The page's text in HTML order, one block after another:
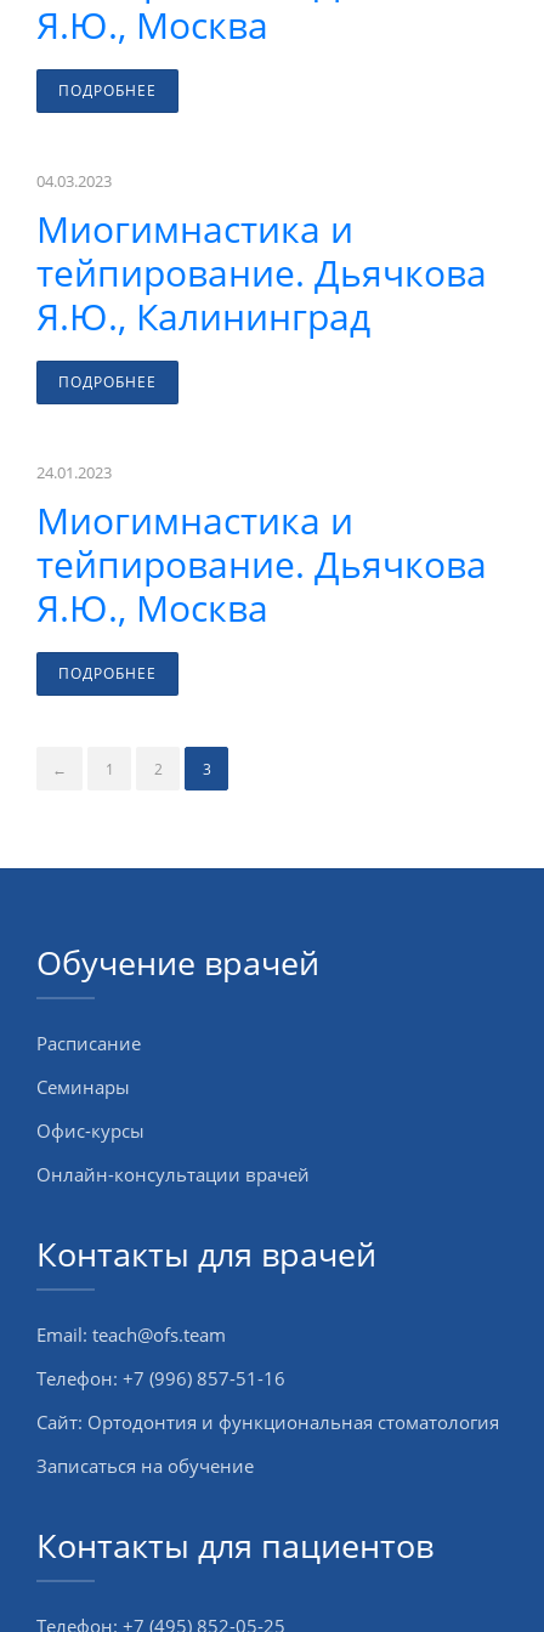
Я.Ю., Москва
ПОДРОБНЕЕ
04.03.2023
Миогимнастика и
тейпирование. Дьячкова
Я.Ю., Калининград
ПОДРОБНЕЕ
24.01.2023
Миогимнастика и
тейпирование. Дьячкова
Я.Ю., Москва
ПОДРОБНЕЕ
← 1 2 3
Обучение врачей
Расписание
Семинары
Офис-курсы
Онлайн-консультации врачей
Контакты для врачей
Email: teach@ofs.team
Телефон: +7 (996) 857-51-16
Сайт: Ортодонтия и функциональная стоматология
Записаться на обучение
Контакты для пациентов
Телефон: +7 (495) 852-05-25